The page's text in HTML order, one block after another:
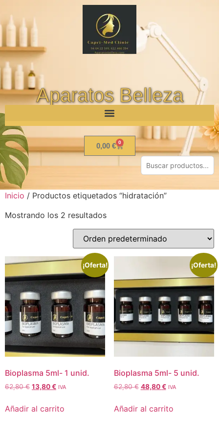
Aparatos Belleza
0,00 € 0
Inicio / Productos etiquetados “hidratación”
Mostrando los 2 resultados
¡Oferta!
Bioplasma 5ml- 1 unid.
62,80€ 13,80€ IVA
Añadir al carrito
¡Oferta!
Bioplasma 5ml- 5 unid.
62,80€ 48,80€ IVA
Añadir al carrito